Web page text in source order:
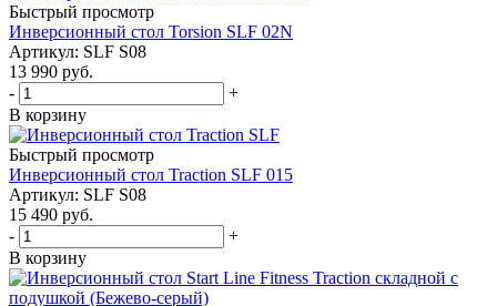
Быстрый просмотр
Инверсионный стол Torsion SLF 02N
Артикул: SLF S08
13 990 руб.
-
+
В корзину
Быстрый просмотр
Инверсионный стол Traction SLF 015
Артикул: SLF S08
15 490 руб.
-
+
В корзину